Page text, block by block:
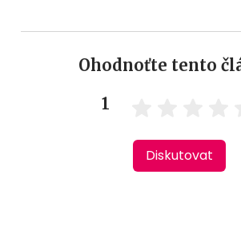
Ohodnoťte tento
1
Diskutovat